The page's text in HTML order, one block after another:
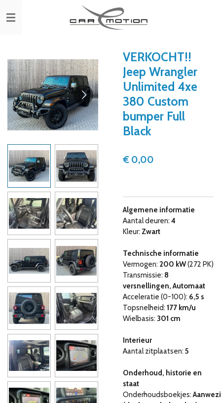
direct
VERKOCHT!!
Jeep Wrangler
Unlimited 4xe
380 Custom
bumper Full
Black
€ 0,00
Algemene informatie
Aantal deuren: 4
Kleur: Zwart
Technische informatie
Vermogen: 200 kW(272 PK)
Transmissie: 8
versnellingen, Automaat
Acceleratie (0-100): 6,5 s
Topsnelheid: 177 km/u
Wielbasis: 301 cm
Interieur
Aantal zitplaatsen: 5
Onderhoud, historie en
staat
Onderhoudsboekjes: